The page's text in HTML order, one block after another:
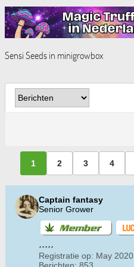
Sensi Seeds in minigrowbox
1 2 3 4
Captain fantasy
Senior Grower
Registratie op: May 2020